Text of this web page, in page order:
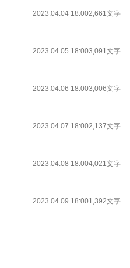
2023.04.04 18:002,661文字
2023.04.05 18:003,091文字
2023.04.06 18:003,006文字
2023.04.07 18:002,137文字
2023.04.08 18:004,021文字
2023.04.09 18:001,392文字